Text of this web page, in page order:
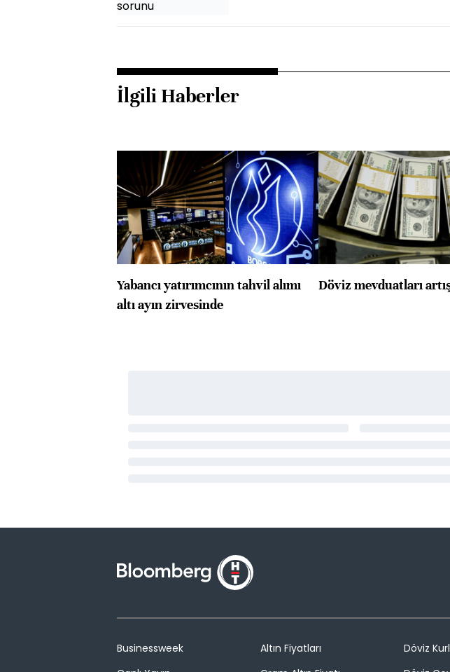
İlgili Haberler
Yabancı yatırımcının tahvil alımı
altı ayın zirvesinde
Döviz mevduatları
Businessweek
Altın Fiyatları
Döviz